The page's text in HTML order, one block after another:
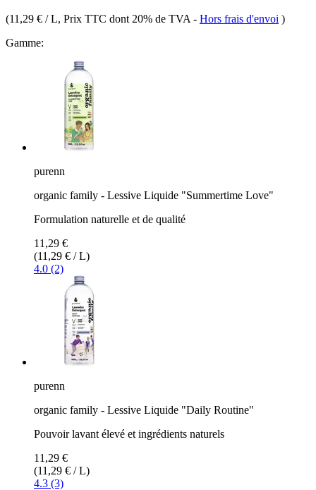
(11,29 € / L, Prix TTC dont 20% de TVA - Hors frais d'envoi )
Gamme:
purenn
organic family - Lessive Liquide "Summertime Love"
Formulation naturelle et de qualité
11,29 €
(11,29 € / L)
4.0 (2)
purenn
organic family - Lessive Liquide "Daily Routine"
Pouvoir lavant élevé et ingrédients naturels
11,29 €
(11,29 € / L)
4.3 (3)